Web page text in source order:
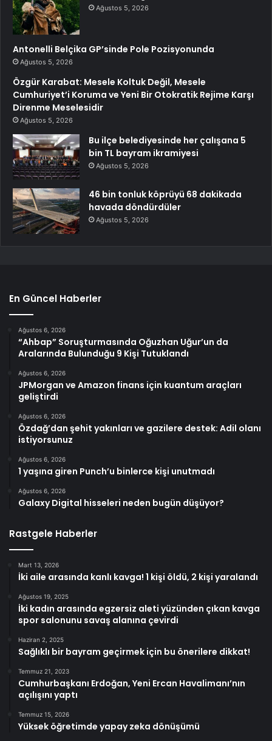
Ağustos 5, 2026
Antonelli Belçika GP’sinde Pole Pozisyonunda
Ağustos 5, 2026
Özgür Karabat: Mesele Koltuk Değil, Mesele
Cumhuriyet’i Koruma ve Yeni Bir Otokratik Rejime Karşı
Direnme Meselesidir
Ağustos 5, 2026
Bu ilçe belediyesinde her çalışana 5
bin TL bayram ikramiyesi
Ağustos 5, 2026
46 bin tonluk köprüyü 68 dakikada
havada döndürdüler
Ağustos 5, 2026
En Güncel Haberler
Ağustos 6, 2026
“Ahbap” Soruşturmasında Oğuzhan Uğur’un da
Aralarında Bulunduğu 9 Kişi Tutuklandı
Ağustos 6, 2026
JPMorgan ve Amazon finans için kuantum araçları
geliştirdi
Ağustos 6, 2026
Özdağ’dan şehit yakınları ve gazilere destek: Adil olanı
istiyorsunuz
Ağustos 6, 2026
1 yaşına giren Punch’u binlerce kişi unutmadı
Ağustos 6, 2026
Galaxy Digital hisseleri neden bugün düşüyor?
Rastgele Haberler
Mart 13, 2026
İki aile arasında kanlı kavga! 1 kişi öldü, 2 kişi yaralandı
Ağustos 19, 2025
İki kadın arasında egzersiz aleti yüzünden çıkan kavga
spor salonunu savaş alanına çevirdi
Haziran 2, 2025
Sağlıklı bir bayram geçirmek için bu önerilere dikkat!
Temmuz 21, 2023
Cumhurbaşkanı Erdoğan, Yeni Ercan Havalimanı’nın
açılışını yaptı
Temmuz 15, 2026
Yüksek öğretimde yapay zeka dönüşümü